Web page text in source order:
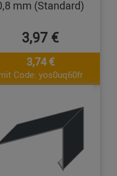
mm (Standard)
3,97 €
3,74 €
Code: yos0uq60fr